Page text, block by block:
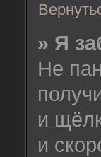
» Я
Не
и
и